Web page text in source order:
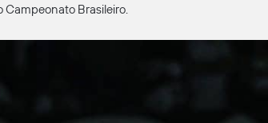
Campeonato Brasileiro.